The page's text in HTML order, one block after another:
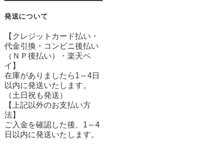
発送について
【クレジットカード払い・
代金引換・コンビニ後払い
（ＮＰ後払い）・楽天ペ
イ】
在庫がありましたら1～4日
以内に発送いたします。
（土日祝も発送）
【上記以外のお支払い方
法】
ご入金を確認した後、1～4
日以内に発送いたします。